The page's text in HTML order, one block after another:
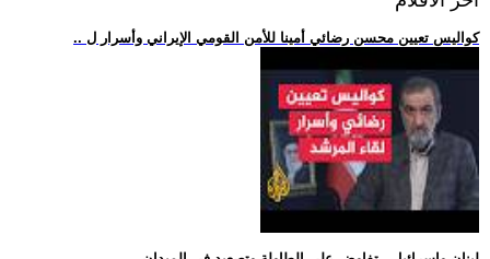
.. كواليس تعيين محسن رضائي أمينا للأمن القومي الإيراني وأسرار ل